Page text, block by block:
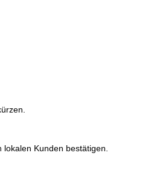
Kunden bestätigen.